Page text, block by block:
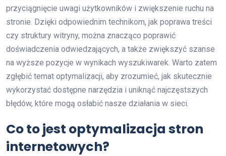
przyciągnięcie uwagi użytkowników i zwiększenie ruchu na
stronie. Dzięki odpowiednim technikom, jak poprawa treści
czy struktury witryny, można znacząco poprawić
doświadczenia odwiedzających, a także zwiększyć szanse
na wyższe pozycje w wynikach wyszukiwarek. Warto zatem
zgłębić temat optymalizacji, aby zrozumieć, jak skutecznie
wykorzystać dostępne narzędzia i uniknąć najczęstszych
błędów, które mogą osłabić nasze działania w sieci.
Co to jest optymalizacja stron
internetowych?